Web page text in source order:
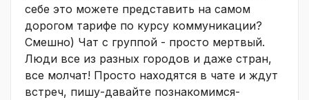
себе это можете представить на самом
дорогом тарифе по курсу коммуникации?
Смешно) Чат с группой - просто мертвый.
Люди все из разных городов и даже стран,
все молчат! Просто находятся в чате и ждут
встреч, пишу-давайте познакомимся-